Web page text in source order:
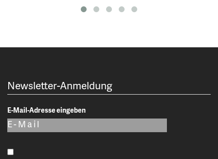
Newsletter-Anmeldung
E-Mail-Adresse eingeben